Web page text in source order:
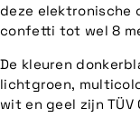
deze elektronische
confetti tot wel 8
De kleuren
lichtgroen,
wit en geel zijn